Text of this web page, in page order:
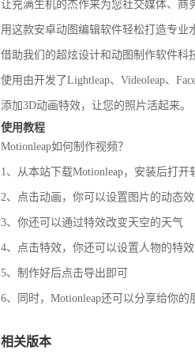
让充满生机的杰作来为您社交媒体、商
用这款安卓动图编辑软件轻松打造专业
借助我们的超炫设计和动图制作软件科
使用由开发了Lightleap、Videoleap、
添加3D动画特效，让您的照片活起来。
使用教程
Motionleap如何制作视频？
1、从本站下载Motionleap，安装后打开
2、点击动画，你可以设置图片的动态
3、你还可以通过特效改变天空的天气
4、点击特效，你还可以设置人物的特效
5、制作好后点击导出即可
6、同时，Motionleap还可以分享给你的
相关版本